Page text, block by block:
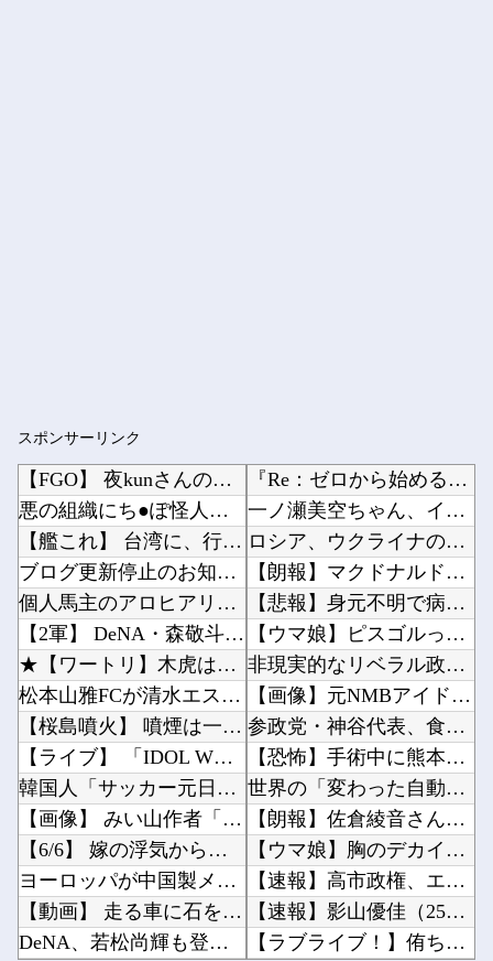
スポンサーリンク
【FGO】 夜kunさんのモルガンイラスト！！ 蝶の羽好きです！
悪の組織にち●ぽ怪人に改造されたやる夫のお話 第3話
【艦これ】 台湾に、行きたいわん
ブログ更新停止のお知らせ
個人馬主のアロヒアリイが海外行けてジュウリョクピエ□が何故行けないのか
【2軍】 DeNA・森敬斗、中堅UZR 8.2時点【 11.6】14球団トップ
★【ワートリ】木虎はやっぱり上品な可愛さがあるな
松本山雅FCが清水エスパルスDF北爪健吾を期限付き移籍で獲得と発表 「魅力あるクラブから必...
【桜島噴火】 噴煙は一時約3000メートルに…活発な噴火活動続く
【ライブ】 「IDOL WORLD SUPER FESTIVAL 2026」京王アリーナT...
韓国人「サッカー元日本代表のスター、日本代表強化策として“韓日定期戦”の復活を提案・・・」...
【画像】 みい山作者「居酒屋行く奴はバカ。ホストの初回なら居酒屋より安く飲めてイケメンにチ...
【6/6】 嫁の浮気から再構築。その後復縁し嫁が妊娠したが計算が合わない... 俺は本気で...
ヨーロッパが中国製メガソーラーを締め出しｗｗｗ
【動画】 走る車に石を投げまくる男が警察に捕まりボコボコにされる
DeNA、若松尚輝も登録抹消する方針…急きょ登板で、4回2/3を投げた負担を考慮して
『Re：ゼロから始める異世界生活』60話感想 氷上のバトル！レグルスの権能とは！他
一ノ瀬美空ちゃん、イワシの三枚おろしに挑戦！！！【乃木坂46】他
ロシア、ウクライナの大規模通販倉庫を攻撃…ワイルドベリーズへの報復！他
【朗報】マクドナルド、今度のポケモンハッピーセットは転売対策バッチリ！！！他
【悲報】身元不明で病院に運ばれたオタク、待ち受けから「ラブライブ」と呼ばれるｗｗｗｗ他
【ウマ娘】ピスゴルってみんな幼稚園児設定だから興奮するよね他
非現実的なリベラル政策をゴリ押しした東京大学、貯金から無駄金を垂れ流しまくった結果……他
【画像】元NMBアイドルさん、表情もカラダもS♡X女になってしまうｗｗｗ他
参政党・神谷代表、食料品消費減税を「天下の愚策だ」と痛烈批判！他
【恐怖】手術中に熊本地震直撃した映像がやばすぎ・・・他
世界の「変わった自動販売機」を貼っていく【珍百景】他
【朗報】佐倉綾音さん、やはりデカかった・・・他
【ウマ娘】胸のデカイ合法ウマ娘とかそりゃ国関係なく人気出るわな他
【速報】高市政権、エース級の財務官僚・一松旬氏を左遷「彼は協力的でなかった」財務省の言いな...
【速報】影山優佳（25）、『爆弾発言』キタァアアアアアーーーーー！！他
【ラブライブ！】侑ちゃんもミアちゃん(14歳)に押し倒されるくらい弱いんだよね・・・【虹ヶ...